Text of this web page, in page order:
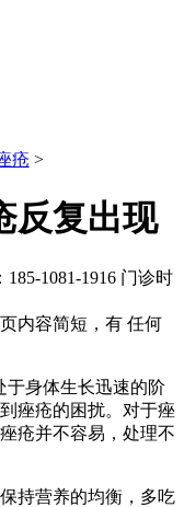
疮 >
反复出现
1081-1916 门诊时
内容简短，有 任何
于身体生长迅速的阶
痤疮的困扰。对于痤
疮并不容易，处理不
持营养的均衡，多吃